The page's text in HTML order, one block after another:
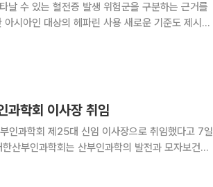
날 수 있는 혈전증 발생 위험군을 구분하는 근거를
시아인 대상의 헤파린 사용 새로운 기준도 제시했
술을 시행받은 799명
과학회 이사장 취임
인과학회 제25대 신임 이사장으로 취임했다고 7일
한 전문분야의 최신 지견